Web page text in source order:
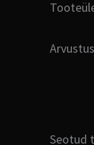
Seotud